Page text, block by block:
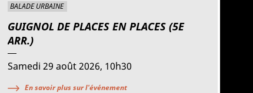
BALADE URBAINE
GUIGNOL DE PLACES EN PLACES (5E
ARR.)
Samedi 29 août 2026, 10h30
En savoir plus sur l'événement